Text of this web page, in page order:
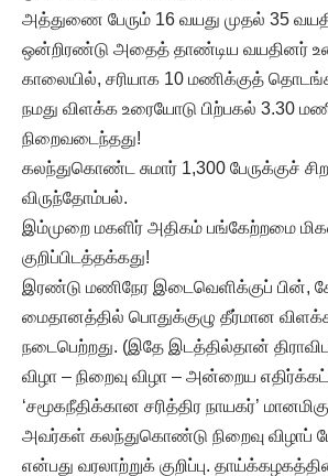
அத்துணை பேரும் 16 வயது முதல் 35
ஒன்றிரண்டு அதைத் தாண்டிய வயதினர்
காலையில், சரியாக 10 மணிக்குத்
நமது விளக்க உரையோடு பிற்பகல் 3.30
நிறைவடைந்தது!
கலந்துகொண்ட சுமார் 1,300 பேருக்குச்
விருந்தோம்பல்.
இம்முறை மகளிர் அதிகம் பங்கேற்றமை
குறிப்பிடத்தக்கது!
இரண்டு மணிநேர இடைவெளிக்குப் பின்,
மைதானத்தில் பொதுக்குழு தீர்மான
நடைபெற்றது. (இதே இடத்தில்தான்
விழா – நிறைவு விழா – அன்றைய
‘சமூகநீதிக்கான சரித்திர நாயகர்’
அவர்கள் கலந்துகொண்டு நிறைவு விழாப்
என்பது வரலாற்றுக் குறிப்பு.